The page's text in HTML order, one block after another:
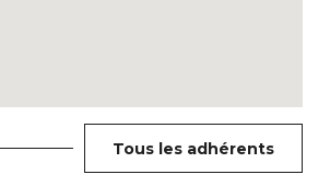
Tous les adhérents